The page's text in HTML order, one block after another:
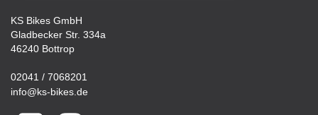
KS Bikes GmbH
Gladbecker Str. 334a
46240 Bottrop
02041 / 7068201
info@ks-bikes.de